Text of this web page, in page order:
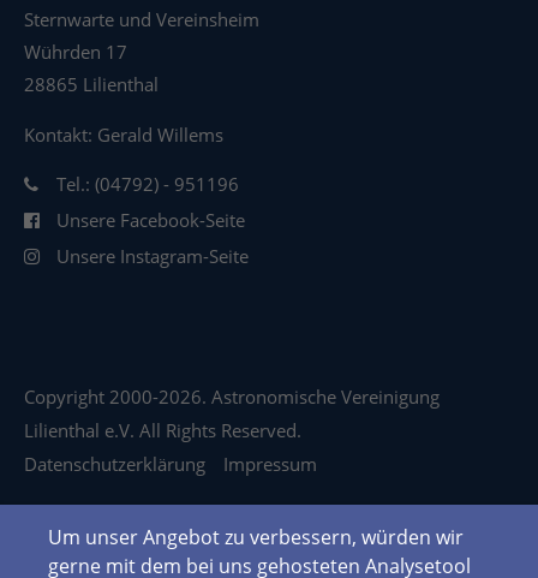
Sternwarte und Vereinsheim
Wührden 17
28865 Lilienthal
Kontakt: Gerald Willems
Tel.: (04792) - 951196
Unsere Facebook-Seite
Unsere Instagram-Seite
Copyright 2000-2026. Astronomische Vereinigung
Lilienthal e.V. All Rights Reserved.
Datenschutzerklärung
Impressum
Um unser Angebot zu verbessern, würden wir
gerne mit dem bei uns gehosteten Analysetool